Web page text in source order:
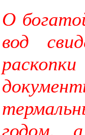
О
вод
годом,